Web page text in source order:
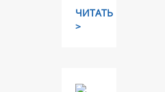
ЧИТАТЬ
>